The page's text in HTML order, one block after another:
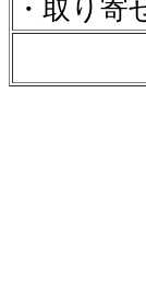
・取り寄